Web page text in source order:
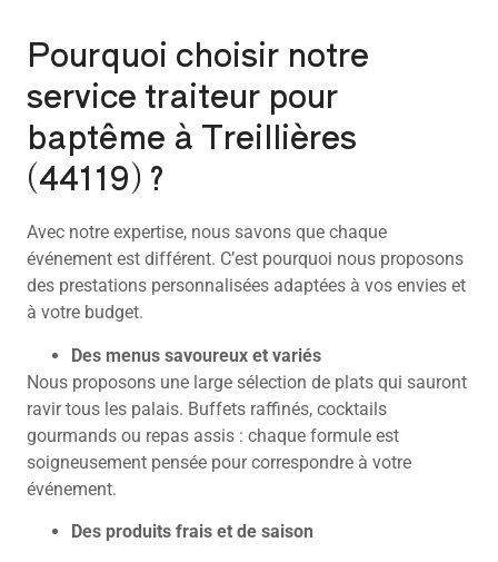
Pourquoi choisir notre
service traiteur pour
baptême à Treillières
(44119) ?
Avec notre expertise, nous savons que chaque
événement est différent. C’est pourquoi nous proposons
des prestations personnalisées adaptées à vos envies et
à votre budget.
Des menus savoureux et variés
Nous proposons une large sélection de plats qui sauront
ravir tous les palais. Buffets raffinés, cocktails
gourmands ou repas assis : chaque formule est
soigneusement pensée pour correspondre à votre
événement.
Des produits frais et de saison